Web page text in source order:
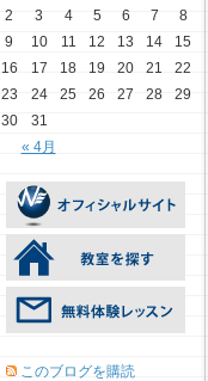
« 4月
2
3 4 5 6 7
8
9
10 11 12 13 14
15
16
17 18 19 20 21
22
23
24 25 26 27 28
29
30
31
このブログを購読